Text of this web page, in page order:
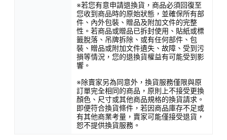
※若您有意申請退換貨，商品必須回復至
您收到商品時的原始狀態，並確保所有部
件、內外包裝、贈品及附加文件的完整
性。若商品或贈品已拆封使用、貼紙或標
籤脫落、吊牌拆除、或有任何部件、包
裝、贈品或附加文件遺失、故障、受到污
損等情況，您的退換貨權益有可能受到影
響。
※除賣家另為同意外，換貨服務僅限與原
訂單完全相同的商品，原則上不接受更換
顏色、尺寸或其他商品規格的換貨請求。
即便符合換貨條件，若因商品庫存不足或
有其他商業考量，賣家可能僅接受退貨，
恕不提供換貨服務。